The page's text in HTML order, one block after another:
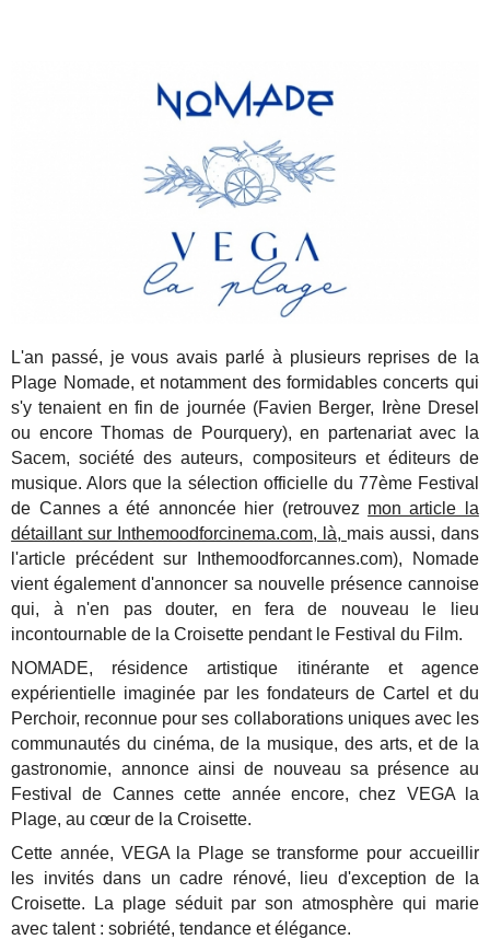
L'an passé, je vous avais parlé à plusieurs reprises de la
Plage Nomade, et notamment des formidables concerts qui
s'y tenaient en fin de journée (Favien Berger, Irène Dresel
ou encore Thomas de Pourquery), en partenariat avec la
Sacem, société des auteurs, compositeurs et éditeurs de
musique. Alors que la sélection officielle du 77ème Festival
de Cannes a été annoncée hier (retrouvez mon article la
détaillant sur Inthemoodforcinema.com, là, mais aussi, dans
l'article précédent sur Inthemoodforcannes.com), Nomade
vient également d'annoncer sa nouvelle présence cannoise
qui, à n'en pas douter, en fera de nouveau le lieu
incontournable de la Croisette pendant le Festival du Film.
NOMADE, résidence artistique itinérante et agence
expérientielle imaginée par les fondateurs de Cartel et du
Perchoir, reconnue pour ses collaborations uniques avec les
communautés du cinéma, de la musique, des arts, et de la
gastronomie, annonce ainsi de nouveau sa présence au
Festival de Cannes cette année encore, chez VEGA la
Plage, au cœur de la Croisette.
Cette année, VEGA la Plage se transforme pour accueillir
les invités dans un cadre rénové, lieu d'exception de la
Croisette. La plage séduit par son atmosphère qui marie
avec talent : sobriété, tendance et élégance.